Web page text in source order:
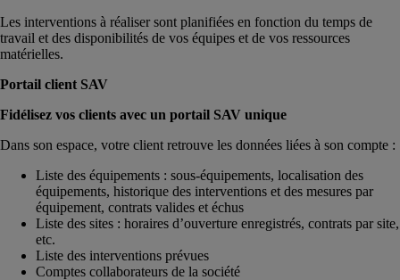
Les interventions à réaliser sont planifiées en fonction du temps de
travail et des disponibilités de vos équipes et de vos ressources
matérielles.
Portail client SAV
Fidélisez vos clients avec un portail SAV unique
Dans son espace, votre client retrouve les données liées à son compte :
Liste des équipements : sous-équipements, localisation des
équipements, historique des interventions et des mesures par
équipement, contrats valides et échus
Liste des sites : horaires d’ouverture enregistrés, contrats par site,
etc.
Liste des interventions prévues
Comptes collaborateurs de la société